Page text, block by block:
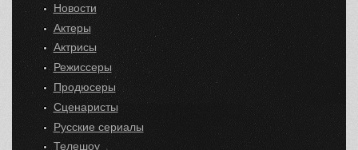
Новости
Актеры
Актрисы
Режиссеры
Продюсеры
Сценаристы
Русские сериалы
Телешоу